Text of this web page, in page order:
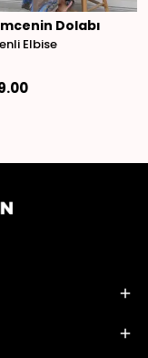
Dolabı
Elbise